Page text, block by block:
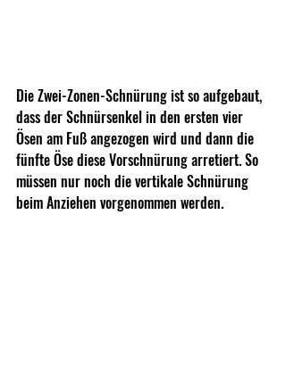
Die Zwei-Zonen-Schnürung ist so aufgebaut,
dass der Schnürsenkel in den ersten vier
Ösen am Fuß angezogen wird und dann die
fünfte Öse diese Vorschnürung arretiert. So
müssen nur noch die vertikale Schnürung
beim Anziehen vorgenommen werden.